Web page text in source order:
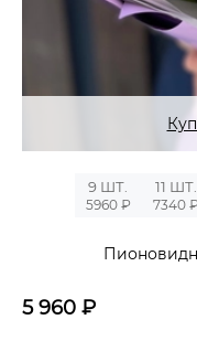
9 ШТ.
5960 ₽
11 ШТ.
7340 ₽
5 960 ₽